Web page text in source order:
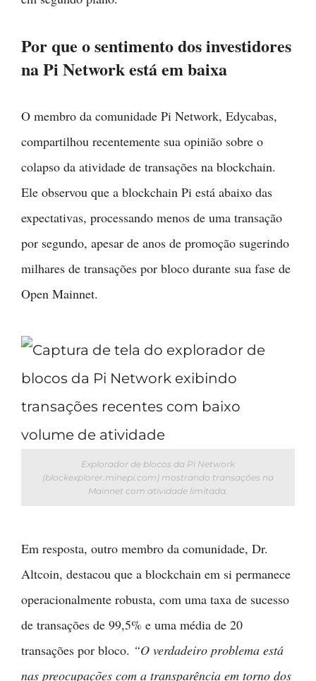
Por que o sentimento dos investidores
na Pi Network está em baixa
O membro da comunidade Pi Network, Edycabas,
compartilhou recentemente sua opinião sobre o
colapso da atividade de transações na blockchain.
Ele observou que a blockchain Pi está abaixo das
expectativas, processando menos de uma transação
por segundo, apesar de anos de promoção sugerindo
milhares de transações por bloco durante sua fase de
Open Mainnet.
Explorador de blocos da Pi Network
(blockexplorer.minepi.com) mostrando transações na
Mainnet com atividade limitada.
Em resposta, outro membro da comunidade, Dr.
Altcoin, destacou que a blockchain em si permanece
operacionalmente robusta, com uma taxa de sucesso
de transações de 99,5% e uma média de 20
transações por bloco. “O verdadeiro problema está
nas preocupações com a transparência em torno dos